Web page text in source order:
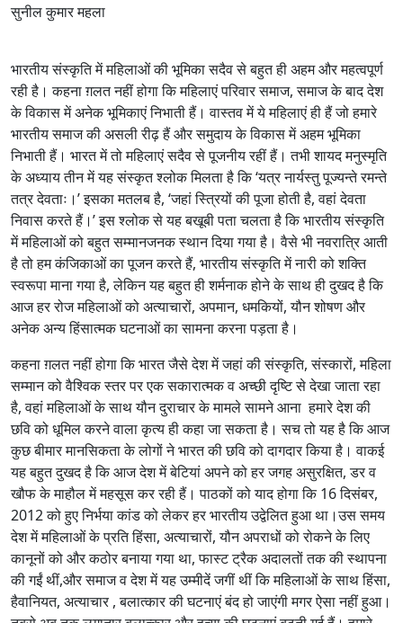
सुनील कुमार महला
भारतीय संस्कृति में महिलाओं की भूमिका सदैव से बहुत ही अहम और महत्वपूर्ण
रही है। कहना ग़लत नहीं होगा कि महिलाएं परिवार समाज, समाज के बाद देश
के विकास में अनेक भूमिकाएं निभाती हैं। वास्तव में ये महिलाएं ही हैं जो हमारे
भारतीय समाज की असली रीढ़ हैं और समुदाय के विकास में अहम भूमिका
निभाती हैं। भारत में तो महिलाएं सदैव से पूजनीय रहीं हैं। तभी शायद मनुस्मृति
के अध्याय तीन में यह संस्कृत श्लोक मिलता है कि ‘यत्र नार्यस्तु पूज्यन्ते रमन्ते
तत्र देवताः।’ इसका मतलब है, ‘जहां स्त्रियों की पूजा होती है, वहां देवता
निवास करते हैं।’ इस श्लोक से यह बखूबी पता चलता है कि भारतीय संस्कृति
में महिलाओं को बहुत सम्मानजनक स्थान दिया गया है। वैसे भी नवरात्रि आती
है तो हम कंजिकाओं का पूजन करते हैं, भारतीय संस्कृति में नारी को शक्ति
स्वरूपा माना गया है, लेकिन यह बहुत ही शर्मनाक होने के साथ ही दुखद है कि
आज हर रोज महिलाओं को अत्याचारों, अपमान, धमकियों, यौन शोषण और
अनेक अन्य हिंसात्मक घटनाओं का सामना करना पड़ता है।
कहना ग़लत नहीं होगा कि भारत जैसे देश में जहां की संस्कृति, संस्कारों, महिला
सम्मान को वैश्विक स्तर पर एक सकारात्मक व अच्छी दृष्टि से देखा जाता रहा
है, वहां महिलाओं के साथ यौन दुराचार के मामले सामने आना हमारे देश की
छवि को धूमिल करने वाला कृत्य ही कहा जा सकता है। सच तो यह है कि आज
कुछ बीमार मानसिकता के लोगों ने भारत की छवि को दागदार किया है। वाकई
यह बहुत दुखद है कि आज देश में बेटियां अपने को हर जगह असुरक्षित, डर व
खौफ के माहौल में महसूस कर रही हैं। पाठकों को याद होगा कि 16 दिसंबर,
2012 को हुए निर्भया कांड को लेकर हर भारतीय उद्वेलित हुआ था।उस समय
देश में महिलाओं के प्रति हिंसा, अत्याचारों, यौन अपराधों को रोकने के लिए
कानूनों को और कठोर बनाया गया था, फास्ट ट्रैक अदालतों तक की स्थापना
की गईं थीं,और समाज व देश में यह उम्मीदें जगीं थीं कि महिलाओं के साथ हिंसा,
हैवानियत, अत्याचार , बलात्कार की घटनाएं बंद हो जाएंगी मगर ऐसा नहीं हुआ।